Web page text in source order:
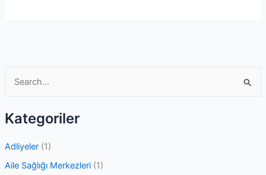
r
c
h
Kategoriler
Adliyeler(1)
Aile Sağlığı Merkezleri(1)